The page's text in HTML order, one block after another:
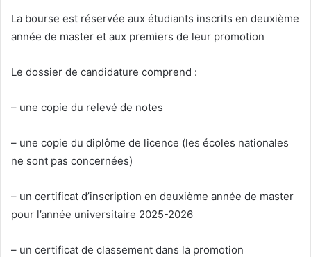
La bourse est réservée aux étudiants inscrits en deuxième
année de master et aux premiers de leur promotion
Le dossier de candidature comprend :
– une copie du relevé de notes
– une copie du diplôme de licence (les écoles nationales
ne sont pas concernées)
– un certificat d’inscription en deuxième année de master
pour l’année universitaire 2025-2026
– un certificat de classement dans la promotion